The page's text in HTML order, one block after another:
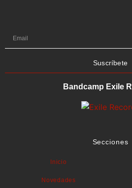
Suscríbete
Bandcamp Exile
Secciones
Inicio
Novedades